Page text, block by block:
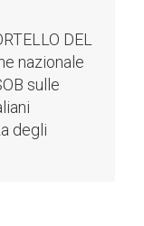
DEL
nazionale
sulle
degli